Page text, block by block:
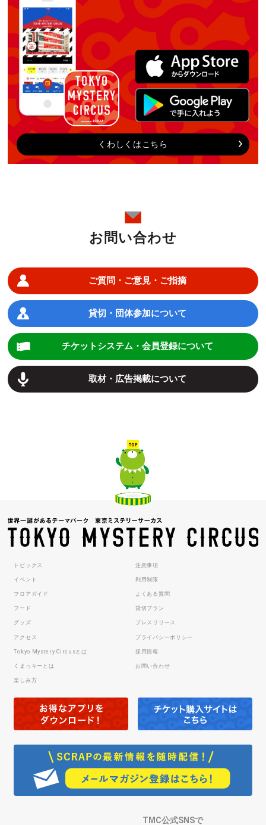
くわしくはこちら
お問い合わせ
ご質問・ご意見・ご指摘
貸切・団体参加について
チケットシステム・会員登録について
取材・広告掲載について
トピックス
イベント
フロアガイド
フード
グッズ
アクセス
Tokyo Mystery Circusとは
くまっキーとは
楽しみ方
注意事項
利用制限
よくある質問
貸切プラン
プレスリリース
プライバシーポリシー
採用情報
お問い合わせ
TMC公式SNSで